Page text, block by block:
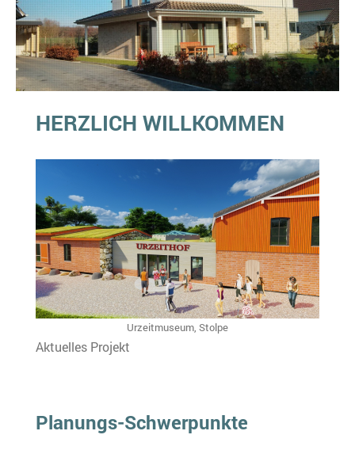
HERZLICH WILLKOMMEN
Urzeitmuseum, Stolpe
Aktuelles Projekt
Planungs-Schwerpunkte